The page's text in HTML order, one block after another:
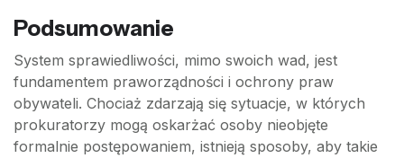
Podsumowanie
System sprawiedliwości, mimo swoich wad, jest
fundamentem praworządności i ochrony praw
obywateli. Chociaż zdarzają się sytuacje, w których
prokuratorzy mogą oskarżać osoby nieobjęte
formalnie postępowaniem, istnieją sposoby, aby takie